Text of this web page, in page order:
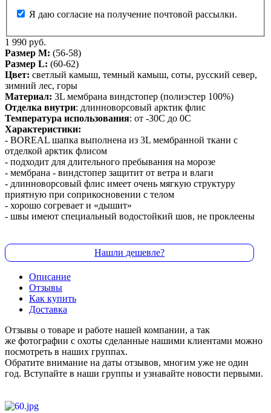
Я даю согласие на получение почтовой рассылки.
1 990 руб.
Размер М: (56-58)
Размер L: (60-62)
Цвет: светлый камыш, темный камыш, соты, русский север,
зимний лес, горы
Материал: 3L мембрана виндстопер (полиэстер 100%)
Отделка внутри: длинноворсовый арктик флис
Температура использования: от -30С до 0С
Характеристики:
- BOREAL шапка выполнена из 3L мембранной ткани с
отделкой арктик флисом
- подходит для длительного пребывания на морозе
- мембрана - виндстопер защитит от ветра и влаги
- длинноворсовый флис имеет очень мягкую структуру
приятную при соприкосновении с телом
- хорошо согревает и «дышит»
- швы имеют специальный водостойкий шов, не проклеены
Нашли дешевле?
Описание
Отзывы
Как купить
Доставка
Отзывы о товаре и работе нашей компании, а так
же фотографии с охоты сделанные нашими клиентами можно
посмотреть в наших группах.
Обратите внимание на даты отзывов, многим уже не один
год. Вступайте в наши группы и узнавайте новости первыми.